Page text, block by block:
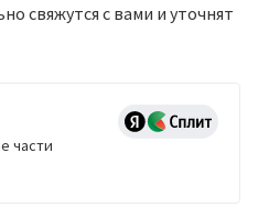
свяжутся с вами и уточнят
части